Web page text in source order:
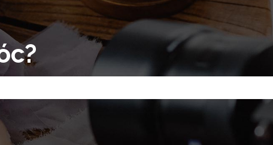
jest puste.